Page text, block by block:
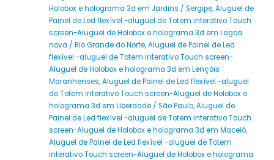
Holobox e holograma 3d em Jardins / Sergipe,Aluguel de
Painel de Led flexível -aluguel de Totem interativo Touch
screen-Aluguel de Holobox e holograma 3d em Lagoa
nova / Rio Grande do Norte,Aluguel de Painel de Led
flexível -aluguel de Totem interativo Touch screen-
Aluguel de Holobox e holograma 3d em Lençóis
Maranhenses,Aluguel de Painel de Led flexível -aluguel
de Totem interativo Touch screen-Aluguel de Holobox e
holograma 3d em Liberdade / São Paulo,Aluguel de
Painel de Led flexível -aluguel de Totem interativo Touch
screen-Aluguel de Holobox e holograma 3d em Maceió,
Aluguel de Painel de Led flexível -aluguel de Totem
interativo Touch screen-Aluguel de Holobox e holograma